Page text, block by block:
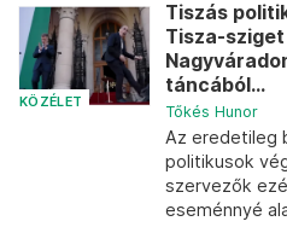
KÖZÉLET
Tiszás
Tisza-
táncából...
Tőkés Hunor
Az eredetileg
politikusok
szervezők
eseménnyé